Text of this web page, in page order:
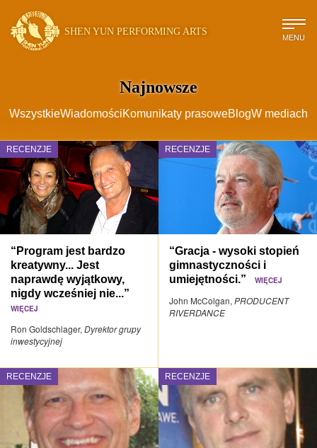
SHEN YUN PERFORMING ARTS MENU
Najnowsze
WszystkieWiadomościKomunikaty prasoweBlogW mediach
RECENZJE
“Program jest bardzo
kreatywny... Jest
naprawdę wyjątkowy,
nigdy wcześniej nie...”
WIĘCEJ
Ron Goldschlager, Dyrektor grupy
inwestycyjnej
RECENZJE
“Gracja - wysoki stopień
gimnastyczności i
umiejętności.”WIĘCEJ
John McColgan,PRODUCENT
RIVERDANCE
RECENZJE RECENZJE